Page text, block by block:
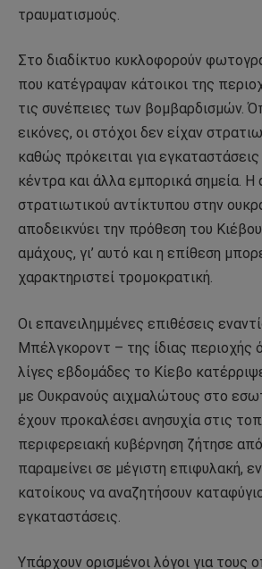
τραυματισμούς.
Στο διαδίκτυο κυκλοφορούν
που κατέγραψαν κάτοικοι της
τις συνέπειες των βομβαρδισμών.
εικόνες, οι στόχοι δεν είχαν
καθώς πρόκειται για
κέντρα και άλλα εμπορικά σημεία.
στρατιωτικού αντίκτυπου στην
αποδεικνύει την πρόθεση του
αμάχους, γι’ αυτό και η επίθεση
χαρακτηριστεί τρομοκρατική.
Οι επανειλημμένες επιθέσεις
Μπέλγκοροντ – της ίδιας περιοχής
λίγες εβδομάδες το Κίεβο
με Ουκρανούς αιχμαλώτους στο
έχουν προκαλέσει ανησυχία στις
περιφερειακή κυβέρνηση ζήτησε
παραμείνει σε μέγιστη επιφυλακή,
κατοίκους να αναζητήσουν
εγκαταστάσεις.
Υπάρχουν ορισμένοι λόγοι για τους